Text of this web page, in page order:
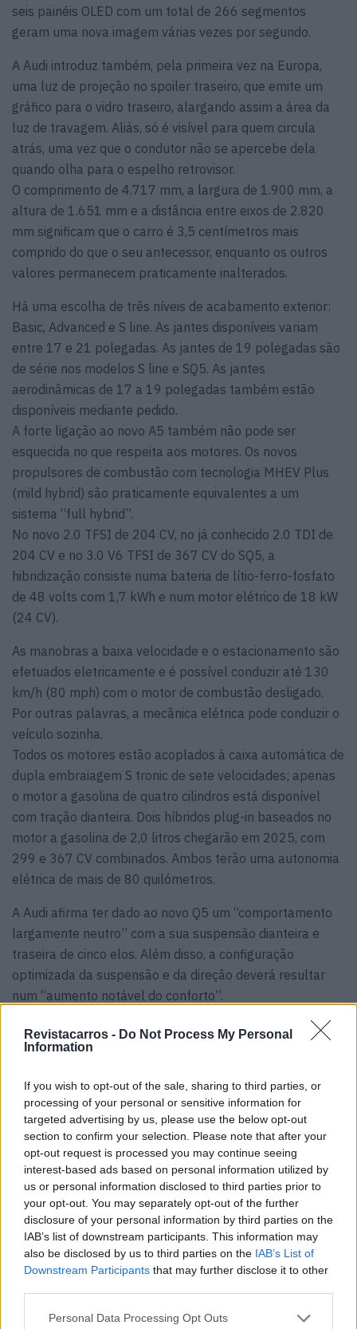
Revistacarros - Do Not Process My Personal
Information
If you wish to opt-out of the sale, sharing to third parties, or
processing of your personal or sensitive information for
targeted advertising by us, please use the below opt-out
section to confirm your selection. Please note that after your
opt-out request is processed you may continue seeing
interest-based ads based on personal information utilized by
us or personal information disclosed to third parties prior to
your opt-out. You may separately opt-out of the further
disclosure of your personal information by third parties on the
IAB’s list of downstream participants. This information may
also be disclosed by us to third parties on the IAB’s List of
Downstream Participants that may further disclose it to other
Personal Data Processing Opt Outs
seis painéis OLED com um total de 266 segmentos
geram uma nova imagem várias vezes por segundo.
A Audi introduz também, pela primeira vez na Europa,
uma luz de projeção no spoiler traseiro, que emite um
gráfico para o vidro traseiro, alargando assim a área da
luz de travagem. Aliás, só é visível para quem circula
atrás, uma vez que o condutor não se apercebe dela
quando olha para o espelho retrovisor.
O comprimento de 4.717 mm, a largura de 1.900 mm, a
altura de 1.651 mm e a distância entre eixos de 2.820
mm significam que o carro é 3,5 centímetros mais
comprido do que o seu antecessor, enquanto os outros
valores permanecem praticamente inalterados.
Há uma escolha de três níveis de acabamento exterior:
Basic, Advanced e S line. As jantes disponíveis variam
entre 17 e 21 polegadas. As jantes de 19 polegadas são
de série nos modelos S line e SQ5. As jantes
aerodinâmicas de 17 a 19 polegadas também estão
disponíveis mediante pedido.
A forte ligação ao novo A5 também não pode ser
esquecida no que respeita aos motores. Os novos
propulsores de combustão com tecnologia MHEV Plus
(mild hybrid) são praticamente equivalentes a um
sistema “full hybrid”.
No novo 2.0 TFSI de 204 CV, no já conhecido 2.0 TDI de
204 CV e no 3.0 V6 TFSI de 367 CV do SQ5, a
hibridização consiste numa bateria de lítio-ferro-fosfato
de 48 volts com 1,7 kWh e num motor elétrico de 18 kW
(24 CV).
As manobras a baixa velocidade e o estacionamento são
efetuados eletricamente e é possível conduzir até 130
km/h (80 mph) com o motor de combustão desligado.
Por outras palavras, a mecânica elétrica pode conduzir o
veículo sozinha.
Todos os motores estão acoplados à caixa automática de
dupla embraiagem S tronic de sete velocidades; apenas
o motor a gasolina de quatro cilindros está disponível
com tração dianteira. Dois híbridos plug-in baseados no
motor a gasolina de 2,0 litros chegarão em 2025, com
299 e 367 CV combinados. Ambos terão uma autonomia
elétrica de mais de 80 quilómetros.
A Audi afirma ter dado ao novo Q5 um “comportamento
largamente neutro” com a sua suspensão dianteira e
traseira de cinco elos. Além disso, a configuração
optimizada da suspensão e da direção deverá resultar
num “aumento notável do conforto”.
fixa e direção progressiva de série. Em alternativa, está
amortecedores adaptativos automáticos FSD (Frequency
Selective Damping) e um “eixo dianteiro mais ágil”. Esta
última configuração é de série no SQ5.
Já conhecemos do A5 a mudança notável no interior, com
o ecrã OLED curvo (painel de instrumentos de 11,9
polegadas e ecrã central de 14,5 polegadas) mais o ecrã
opcional de 10,9 polegadas para o passageiro. No novo
Q5, o design mantém-se fiel a esta nova linha. À primeira
vista, a qualidade do habitáculo causa a mesma
excelente impressão que no sedan.
O sistema de infoentretenimento utiliza o sistema
operativo Android Automotive OS da Google. O conteúdo